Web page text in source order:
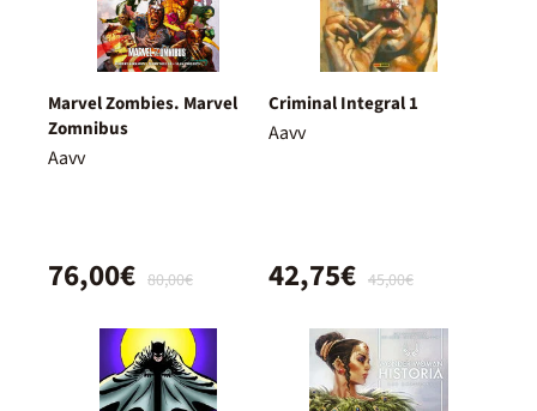
Marvel Zombies. Marvel
Zomnibus
Aavv
80,00€
76,00€
Criminal Integral 1
Aavv
45,00€
42,75€